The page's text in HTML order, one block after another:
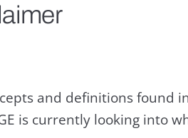
and definitions found
is currently looking into